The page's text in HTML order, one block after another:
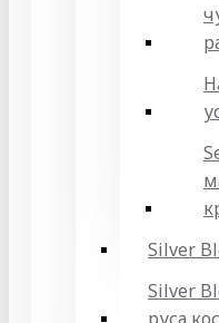
Silver
Silver